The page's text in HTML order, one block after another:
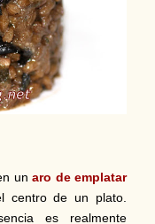
unaro de emplatar
centro de un plato.
es realmente